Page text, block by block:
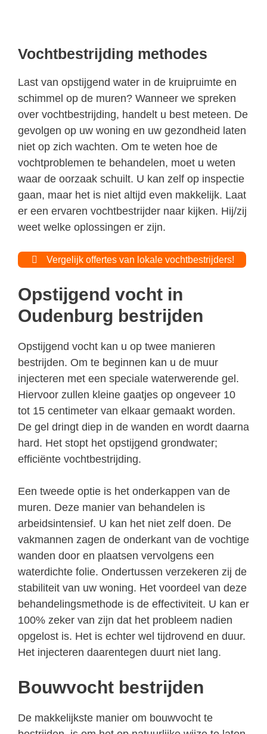
Vochtbestrijding methodes
Last van opstijgend water in de kruipruimte en
schimmel op de muren? Wanneer we spreken
over vochtbestrijding, handelt u best meteen. De
gevolgen op uw woning en uw gezondheid laten
niet op zich wachten. Om te weten hoe de
vochtproblemen te behandelen, moet u weten
waar de oorzaak schuilt. U kan zelf op inspectie
gaan, maar het is niet altijd even makkelijk. Laat
er een ervaren vochtbestrijder naar kijken. Hij/zij
weet welke oplossingen er zijn.
Vergelijk offertes van lokale vochtbestrijders!
Opstijgend vocht in
Oudenburg bestrijden
Opstijgend vocht kan u op twee manieren
bestrijden. Om te beginnen kan u de muur
injecteren met een speciale waterwerende gel.
Hiervoor zullen kleine gaatjes op ongeveer 10
tot 15 centimeter van elkaar gemaakt worden.
De gel dringt diep in de wanden en wordt daarna
hard. Het stopt het opstijgend grondwater;
efficiënte vochtbestrijding.
Een tweede optie is het onderkappen van de
muren. Deze manier van behandelen is
arbeidsintensief. U kan het niet zelf doen. De
vakmannen zagen de onderkant van de vochtige
wanden door en plaatsen vervolgens een
waterdichte folie. Ondertussen verzekeren zij de
stabiliteit van uw woning. Het voordeel van deze
behandelingsmethode is de effectiviteit. U kan er
100% zeker van zijn dat het probleem nadien
opgelost is. Het is echter wel tijdrovend en duur.
Het injecteren daarentegen duurt niet lang.
Bouwvocht bestrijden
De makkelijkste manier om bouwvocht te